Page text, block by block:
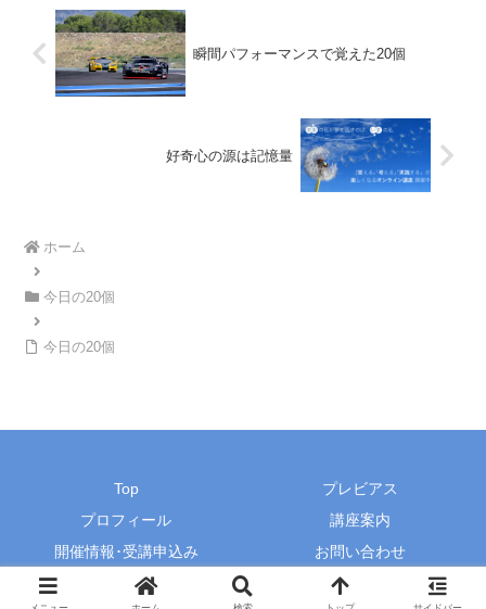
瞬間パフォーマンスで覚えた20個
好奇心の源は記憶量
ホーム
今日の20個
今日の20個
Top
プレビアス
プロフィール
講座案内
開催情報･受講申込み
お問い合わせ
© 2015-2026 プレビアス・田辺由香里オフィシャルサイト.